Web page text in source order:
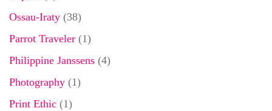
Ossau-Iraty (38)
Parrot Traveler (1)
Philippine Janssens (4)
Photography (1)
Print Ethic (1)